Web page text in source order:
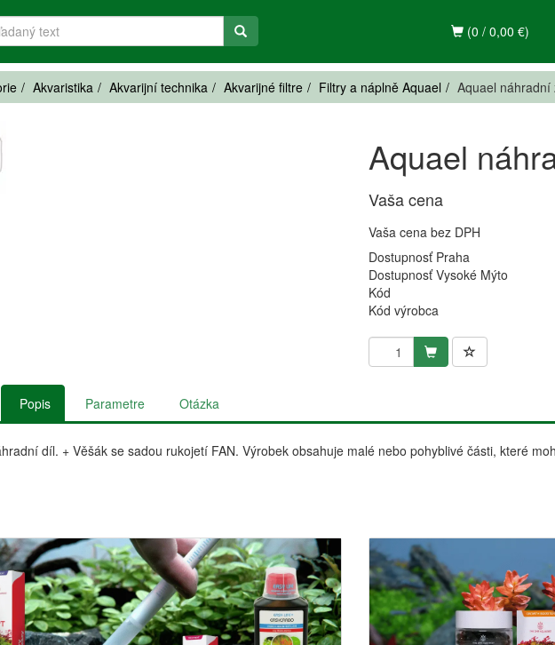
(0 / 0,00 €)
Akvaristika Akvarijní technika Akvarijné filtre Filtry a náplně Aquael Aquael náhradní
Aquael
Vaša cena
Vaša cena bez DPH
Dostupnosť Praha
Dostupnosť Vysoké Mýto
Kód
Kód výrobca
Popis Parametre Otázka
díl. + Věšák se sadou rukojetí FAN. Výrobek obsahuje malé nebo pohyblivé části, které